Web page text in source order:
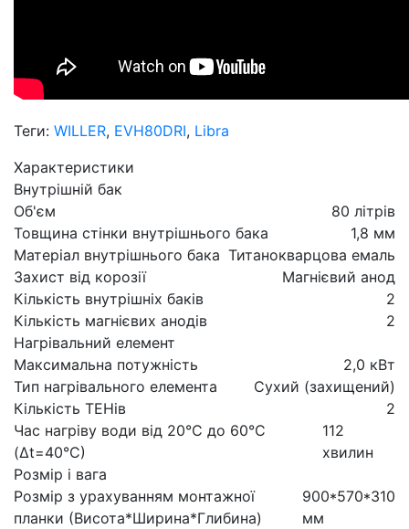
Теги: WILLER, EVH80DRI, Libra
Характеристики
Внутрішній бак
Об'єм
80 літрів
Товщина стінки внутрішнього бака
1,8 мм
Матеріал внутрішнього бака Титанокварцова емаль
Захист від корозії
Магнієвий анод
Кількість внутрішніх баків
2
Кількість магнієвих анодів
2
Нагрівальний елемент
Максимальна потужність
2,0 кВт
Тип нагрівального елемента
Сухий (захищений)
Кількість ТЕНів
2
Час нагріву води від 20°С до 60°С
(Δt=40°С)
112
хвилин
Розмір і вага
Розмір з урахуванням монтажної
планки (Висота*Ширина*Глибина)
900*570*310
мм